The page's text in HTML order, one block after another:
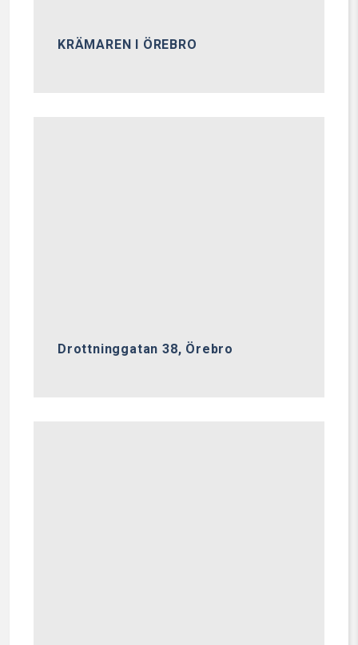
KRÄMAREN I ÖREBRO
Drottninggatan 38, Örebro